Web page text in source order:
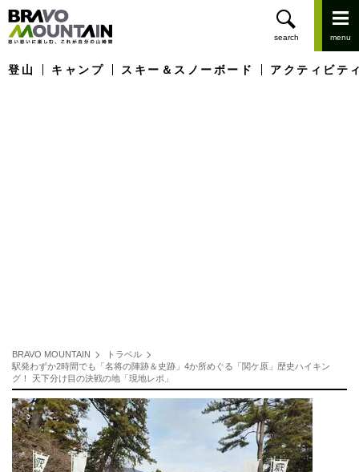
登山 キャンプ スキー＆スノーボード アクティビテ
BRAVO MOUNTAIN
トラベル
駅発わずか2時間でも「名将の陣跡＆史跡」4か所めぐる「関ケ原」歴史ハイキン
グ！ 天下分け目の決戦の地「現地レポ」